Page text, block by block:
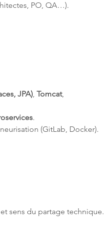
PO, QA…).
JPA), Tomcat,
.
(GitLab, Docker).
sens du partage technique.